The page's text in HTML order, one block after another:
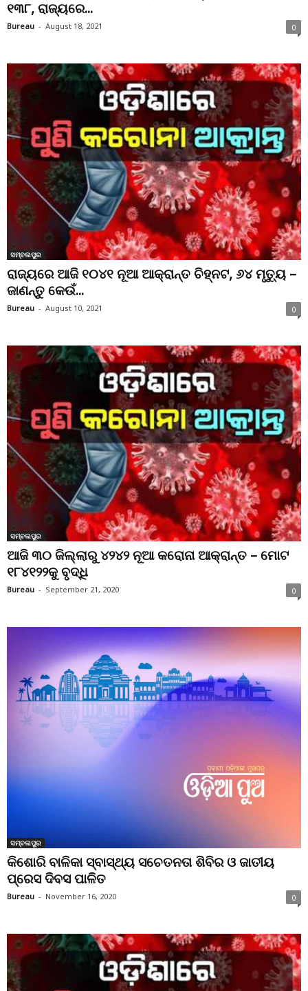
୧୩୮, ରାଜ୍ୟରେ...
Bureau - August 18, 2021 0
ସମ୍ବଲପୁର
ରାଜ୍ୟରେ ଆଜି ୧୦୪୧ ନୂଆ ଆକ୍ରାନ୍ତ ଚିହ୍ନଟ, ୬୪ ମୃତ୍ୟୁ –
ଜାଣନ୍ତୁ କେଉଁ...
Bureau - August 10, 2021 0
ସମ୍ବଲପୁର
ଆଜି ୩୦ ଜିଲ୍ଲାରୁ ୪୨୪୨ ନୂଆ କରୋନା ଆକ୍ରାନ୍ତ – ମୋଟ
୧୮୪୧୨୨କୁ ବୃଦ୍ଧି
Bureau - September 21, 2020 0
ସମ୍ବଲପୁର
କିଶୋରି ବାଳିକା ସ୍ବାସ୍ଥ୍ୟ ସଚେତନତା ଶିବିର ଓ ଜାତୀୟ
ପ୍ରେସ ଦିବସ ପାଳିତ
Bureau - November 16, 2020 0